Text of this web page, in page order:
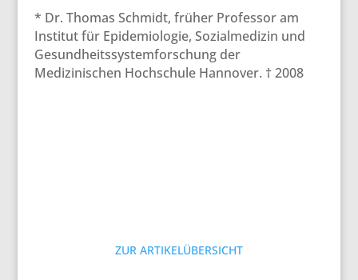
* Dr. Thomas Schmidt, früher Professor am
Institut für Epidemiologie, Sozialmedizin und
Gesundheitssystemforschung der
Medizinischen Hochschule Hannover. † 2008
ZUR ARTIKELÜBERSICHT